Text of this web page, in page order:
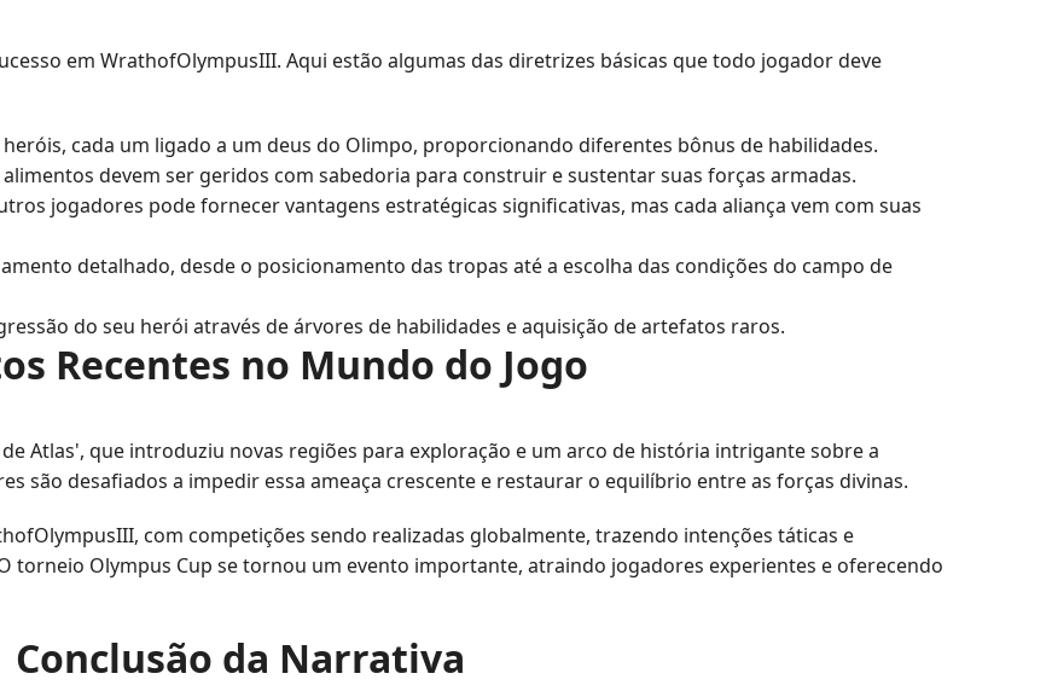
em WrathofOlympusIII. Aqui estão algumas das diretrizes básicas que todo jogador deve
heróis, cada um ligado a um deus do Olimpo, proporcionando diferentes bônus de habilidades.
devem ser geridos com sabedoria para construir e sustentar suas forças armadas.
jogadores pode fornecer vantagens estratégicas significativas, mas cada aliança vem com suas
detalhado, desde o posicionamento das tropas até a escolha das condições do campo de
do seu herói através de árvores de habilidades e aquisição de artefatos raros.
Recentes no Mundo do Jogo
Atlas', que introduziu novas regiões para exploração e um arco de história intrigante sobre a
são desafiados a impedir essa ameaça crescente e restaurar o equilíbrio entre as forças divinas.
com competições sendo realizadas globalmente, trazendo intenções táticas e
torneio Olympus Cup se tornou um evento importante, atraindo jogadores experientes e oferecendo
Conclusão da Narrativa